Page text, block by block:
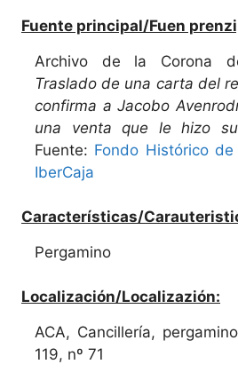
Fuente principal/Fuen
Archivo de la Corona
Traslado de una carta del
confirma a Jacobo
una venta que le hizo
Fuente: Fondo Histórico
IberCaja
Características/
Pergamino
Localización/Localizazión:
ACA, Cancillería,
119, nº 71